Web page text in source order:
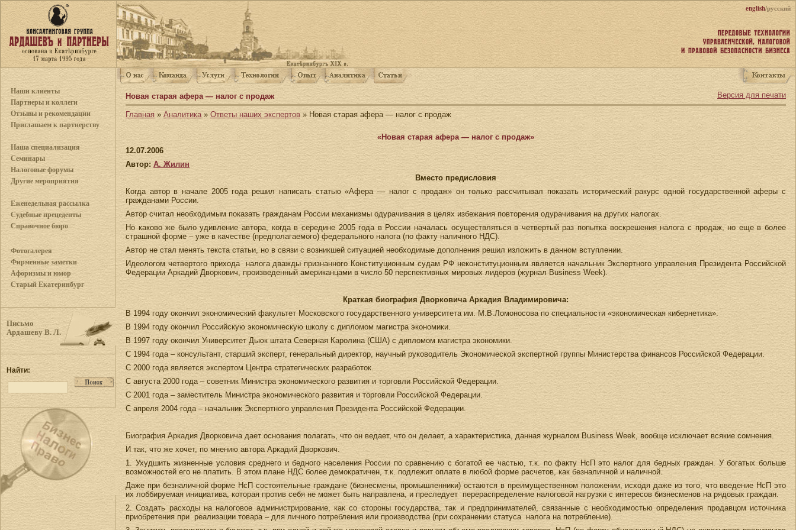
english/русский
Наши клиенты
Партнеры и коллеги
Отзывы и рекомендации
Приглашаем к партнерству
Наша специализация
Семинары
Налоговые форумы
Другие мероприятия
Еженедельная рассылка
Судебные прецеденты
Справочное бюро
Фотогалерея
Фирменные заметки
Афоризмы и юмор
Старый Екатеринбург
Письмо
Ардашеву В. Л.
Найти:
Версия для печати
Новая старая афера — налог с продаж
Главная » Аналитика » Ответы наших экспертов » Новая старая афера — налог с продаж
«Новая старая афера — налог с продаж»
12.07.2006
Автор: А. Жилин
Вместо предисловия
Когда автор в начале 2005 года решил написать статью «Афера — налог с продаж» он только рассчитывал показать исторический ракурс одной государственной аферы с
гражданами России.
Автор считал необходимым показать гражданам России механизмы одурачивания в целях избежания повторения одурачивания на других налогах.
Но каково же было удивление автора, когда в середине 2005 года в России началась осуществляться в четвертый раз попытка воскрешения налога с продаж, но еще в более
страшной форме – уже в качестве (предполагаемого) федерального налога (по факту наличного НДС).
Автор не стал менять текста статьи, но в связи с возникшей ситуацией необходимые дополнения решил изложить в данном вступлении.
Идеологом четвертого прихода налога дважды признанного Конституционным судам РФ неконституционным является начальник Экспертного управления Президента Российской
Федерации Аркадий Дворкович, произведенный американцами в число 50 перспективных мировых лидеров (журнал Business Week).
Краткая биография Дворковича Аркадия Владимировича:
В 1994 году окончил экономический факультет Московского государственного университета им. М.В.Ломоносова по специальности «экономическая кибернетика».
В 1994 году окончил Российскую экономическую школу с дипломом магистра экономики.
В 1997 году окончил Университет Дьюк штата Северная Каролина (США) с дипломом магистра экономики.
С 1994 года – консультант, старший эксперт, генеральный директор, научный руководитель Экономической экспертной группы Министерства финансов Российской Федерации.
С 2000 года является экспертом Центра стратегических разработок.
С августа 2000 года – советник Министра экономического развития и торговли Российской Федерации.
С 2001 года – заместитель Министра экономического развития и торговли Российской Федерации.
С апреля 2004 года – начальник Экспертного управления Президента Российской Федерации.
Биография Аркадия Дворковича дает основания полагать, что он ведает, что он делает, а характеристика, данная журналом Business Week, вообще исключает всякие сомнения.
И так, что же хочет, по мнению автора Аркадий Дворкович.
1. Ухудшить жизненные условия среднего и бедного населения России по сравнению с богатой ее частью, т.к. по факту НсП это налог для бедных граждан. У богатых больше
возможностей его не платить. В этом плане НДС более демократичен, т.к. подлежит оплате в любой форме расчетов, как безналичной и наличной.
Даже при безналичной форме НсП состоятельные граждане (бизнесмены, промышленники) остаются в преимущественном положении, исходя даже из того, что введение НсП это
их лоббируемая инициатива, которая против себя не может быть направлена, и преследует перераспределение налоговой нагрузки с интересов бизнесменов на рядовых граждан.
2. Создать расходы на налоговое администрирование, как со стороны государства, так и предпринимателей, связанные с необходимостью определения продавцом источника
приобретения при реализации товара – для личного потребления или производства (при сохранении статуса налога на потребление).